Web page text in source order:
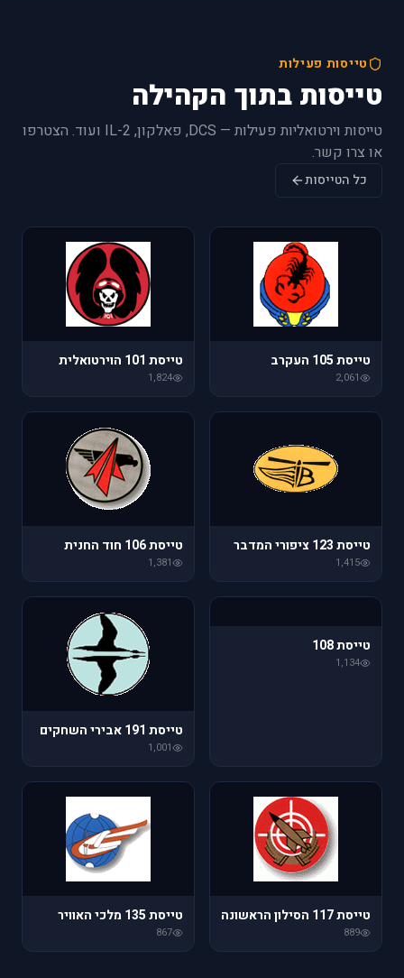
טייסות פעילות
טייסות בתוך הקהילה
טייסות וירטואליות פעילות — DCS, פאלקון, IL-2 ועוד. הצטרפו
או צרו קשר.
כל הטייסות
טייסת 105 העקרב
2,061
טייסת 101 הוירטואלית
1,824
טייסת 123 ציפורי המדבר
1,415
טייסת 106 חוד החנית
1,381
טייסת 108
1,134
טייסת 191 אבירי השחקים
1,001
טייסת 117 הסילון הראשונה
889
טייסת 135 מלכי האוויר
867